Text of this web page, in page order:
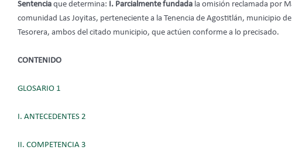
Sentencia que determina: I. Parcialmente fundada la omisión reclamada por
comunidad Las Joyitas, perteneciente a la Tenencia de Agostitlán, municipio
Tesorera, ambos del citado municipio, que actúen conforme a lo precisado.
CONTENIDO
GLOSARIO 1
I. ANTECEDENTES 2
II. COMPETENCIA 3